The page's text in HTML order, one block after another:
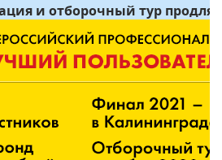
и отборочный тур